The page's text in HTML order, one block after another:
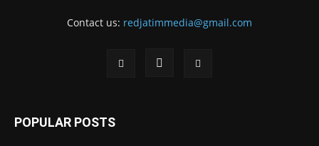
Contact us: redjatimmedia@gmail.com
POPULAR POSTS